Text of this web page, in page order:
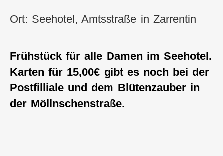
Ort: Seehotel, Amtsstraße in Zarrentin
Frühstück für alle Damen im Seehotel.
Karten für 15,00€ gibt es noch bei der
Postfilliale und dem Blütenzauber in
der Möllnschenstraße.